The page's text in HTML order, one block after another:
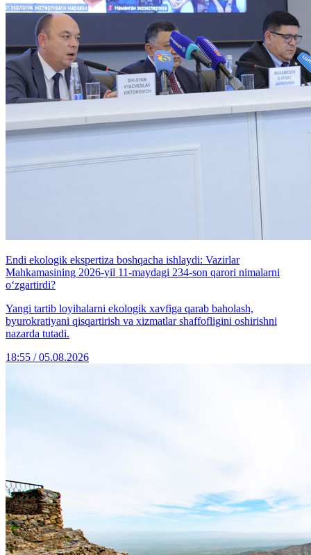
Endi ekologik ekspertiza boshqacha ishlaydi: Vazirlar
Mahkamasining 2026-yil 11-maydagi 234-son qarori nimalarni
o‘zgartirdi?
Yangi tartib loyihalarni ekologik xavfiga qarab baholash,
byurokratiyani qisqartirish va xizmatlar shaffofligini oshirishni
nazarda tutadi.
18:55 / 05.08.2026